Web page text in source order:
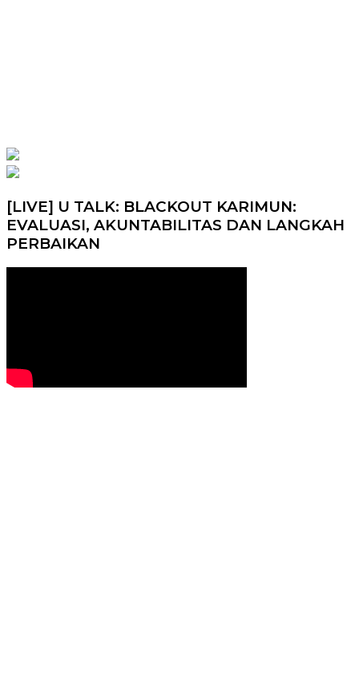
[LIVE] U TALK: BLACKOUT KARIMUN:
EVALUASI, AKUNTABILITAS DAN LANGKAH
PERBAIKAN